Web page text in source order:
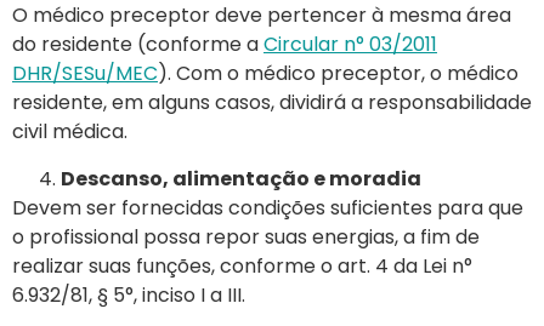
O médico preceptor deve pertencer à mesma área
do residente (conforme aCircular n° 03/2011
DHR/SESu/MEC). Com o médico preceptor, o médico
residente, em alguns casos, dividirá a responsabilidade
civil médica.
Descanso, alimentação e moradia
Devem ser fornecidas condições suficientes para que
o profissional possa repor suas energias, a fim de
realizar suas funções, conforme o art. 4 da Lei n°
6.932/81, § 5°, inciso I a III.